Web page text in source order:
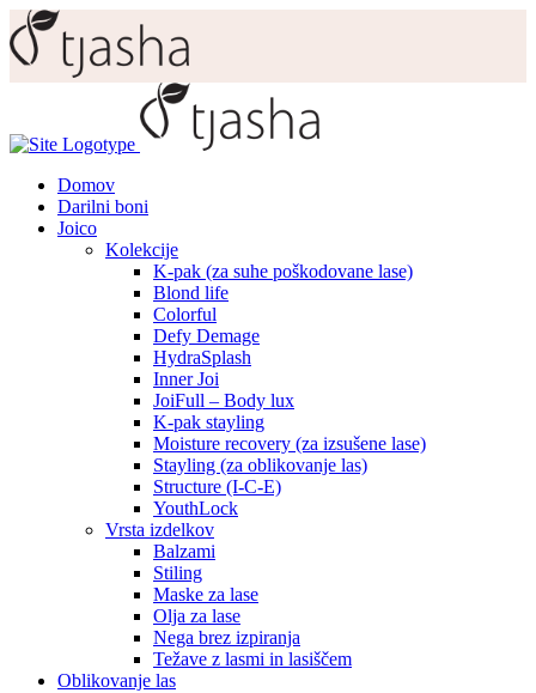
Domov
Darilni boni
Joico
Kolekcije
K-pak (za suhe poškodovane lase)
Blond life
Colorful
Defy Demage
HydraSplash
Inner Joi
JoiFull – Body lux
K-pak stayling
Moisture recovery (za izsušene lase)
Stayling (za oblikovanje las)
Structure (I-C-E)
YouthLock
Vrsta izdelkov
Balzami
Stiling
Maske za lase
Olja za lase
Nega brez izpiranja
Težave z lasmi in lasiščem
Oblikovanje las